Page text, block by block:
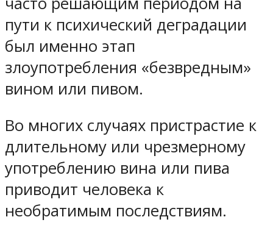
пути к психический деградации
был именно этап
злоупотребления «безвредным»
вином или пивом.
Во многих случаях пристрастие к
длительному или чрезмерному
употреблению вина или пива
приводит человека к
необратимым последствиям.